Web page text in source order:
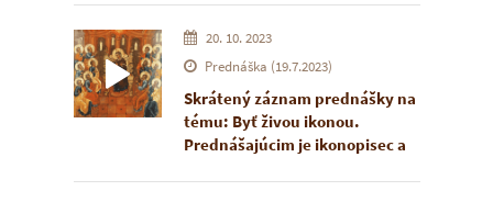
teológ, prekladateľ a autor
akathistov. Prednáška sa
priestoroch Expozície ikony v
Žiline.
20. 10. 2023
Prednáška (19.7.2023)
Skrátený záznam prednášky na
tému: Byť živou ikonou.
Prednášajúcim je ikonopisec a